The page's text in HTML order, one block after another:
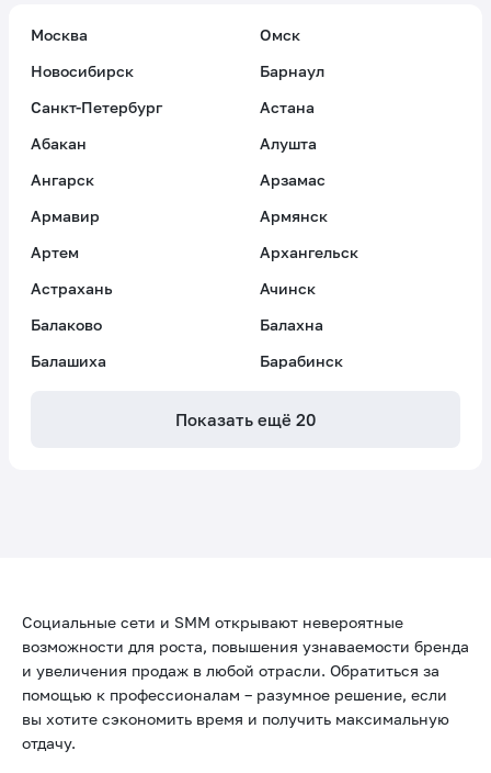
Москва
Омск
Новосибирск
Барнаул
Санкт-Петербург
Астана
Абакан
Алушта
Ангарск
Арзамас
Армавир
Армянск
Артем
Архангельск
Астрахань
Ачинск
Балаково
Балахна
Балашиха
Барабинск
Показать ещё 20
Социальные сети и SMM открывают невероятные
возможности для роста, повышения узнаваемости бренда
и увеличения продаж в любой отрасли. Обратиться за
помощью к профессионалам – разумное решение, если
вы хотите сэкономить время и получить максимальную
отдачу.